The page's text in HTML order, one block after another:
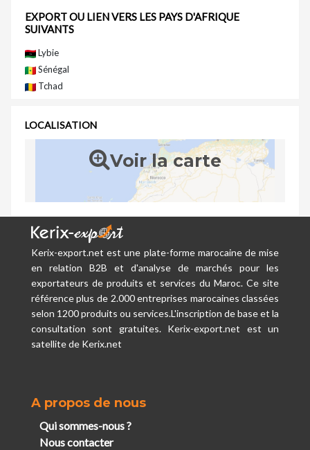
EXPORT OU LIEN VERS LES PAYS D'AFRIQUE
SUIVANTS
Lybie
Sénégal
Tchad
LOCALISATION
Voir la carte
Kerix-export.net est une plate-forme marocaine de mise
en relation B2B et d'analyse de marchés pour les
exportateurs de produits et services du Maroc. Ce site
référence plus de 2.000 entreprises marocaines classées
selon 1200 produits ou services.L'inscription de base et la
consultation sont gratuites. Kerix-export.net est un
satellite de Kerix.net
A propos de nous
Qui sommes-nous ?
Nous contacter